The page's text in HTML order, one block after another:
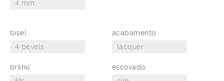
bisel acabamento
brilho escovado